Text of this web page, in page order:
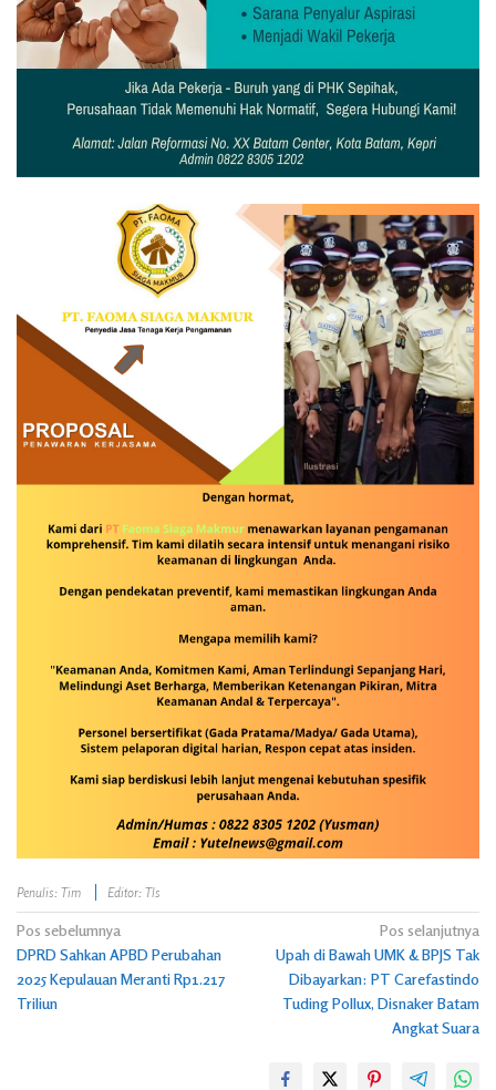
Penulis: Tim Editor: Tls
Navigasi
pos
Pos sebelumnya
DPRD Sahkan APBD Perubahan
2025 Kepulauan Meranti Rp1.217
Triliun
Pos selanjutnya
Upah di Bawah UMK & BPJS Tak
Dibayarkan: PT Carefastindo
Tuding Pollux, Disnaker Batam
Angkat Suara